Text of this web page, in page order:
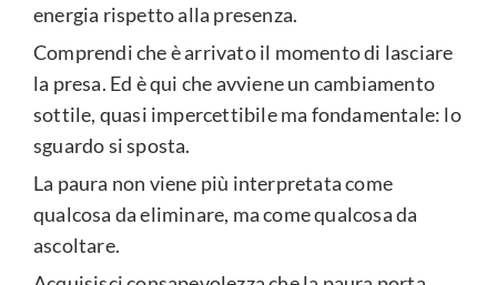
energia rispetto alla presenza.
Comprendi che è arrivato il momento di lasciare
la presa. Ed è qui che avviene un cambiamento
sottile, quasi impercettibile ma fondamentale: lo
sguardo si sposta.
La paura non viene più interpretata come
qualcosa da eliminare, ma come qualcosa da
ascoltare.